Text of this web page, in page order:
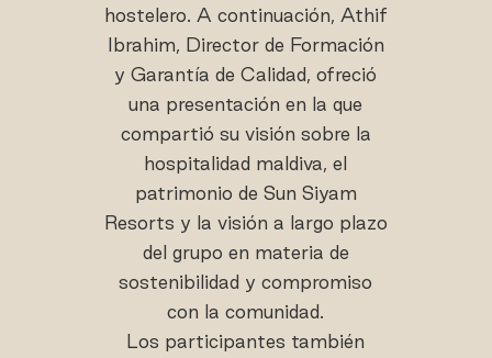
hostelero. A continuación, Athif
Ibrahim, Director de Formación
y Garantía de Calidad, ofreció
una presentación en la que
compartió su visión sobre la
hospitalidad maldiva, el
patrimonio de Sun Siyam
Resorts y la visión a largo plazo
del grupo en materia de
sostenibilidad y compromiso
con la comunidad.
Los participantes también